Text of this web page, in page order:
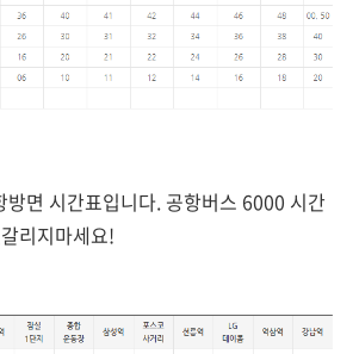
면 시간표입니다. 공항버스 6000 시간
리지마세요!